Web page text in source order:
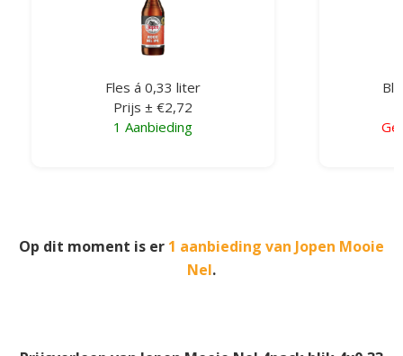
Fles á 0,33 liter
Prijs ± €2,72
1 Aanbieding
Op dit moment is er 1 aanbieding van Jopen Mooie
Nel.